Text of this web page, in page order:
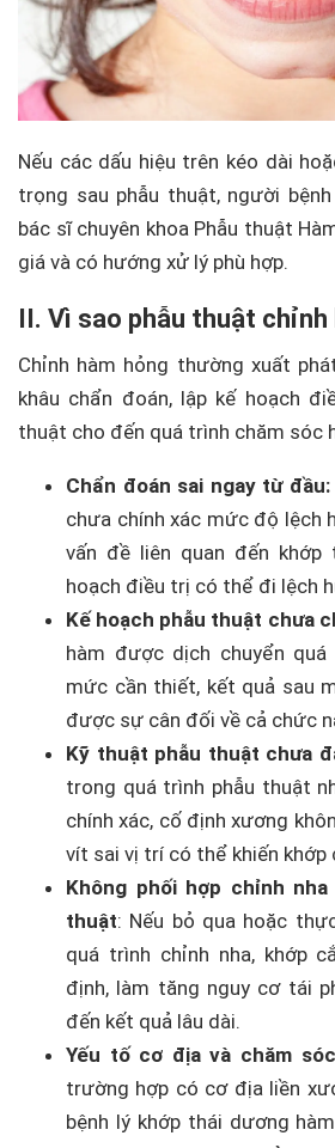
Nếu các dấu hiệu trên kéo dài
trọng sau phẫu thuật, người
bác sĩ chuyên khoa Phẫu thuật
giá và có hướng xử lý phù hợp.
II. Vì sao phẫu thuật chỉnh
Chỉnh hàm hỏng thường xuất
khâu chẩn đoán, lập kế hoạch
thuật cho đến quá trình chăm sóc
Chẩn đoán sai ngay từ đầu:
chưa chính xác mức độ lệch
vấn đề liên quan đến khớp
hoạch điều trị có thể đi lệch
Kế hoạch phẫu thuật chưa
hàm được dịch chuyển
mức cần thiết, kết quả sau
được sự cân đối về cả chức
Kỹ thuật phẫu thuật chưa
trong quá trình phẫu thuật
chính xác, cố định xương
vít sai vị trí có thể khiến khớp
Không phối hợp chỉnh
thuật: Nếu bỏ qua hoặc
quá trình chỉnh nha, khớp
định, làm tăng nguy cơ tái
đến kết quả lâu dài.
Yếu tố cơ địa và chăm
trường hợp có cơ địa liền
bệnh lý khớp thái dương